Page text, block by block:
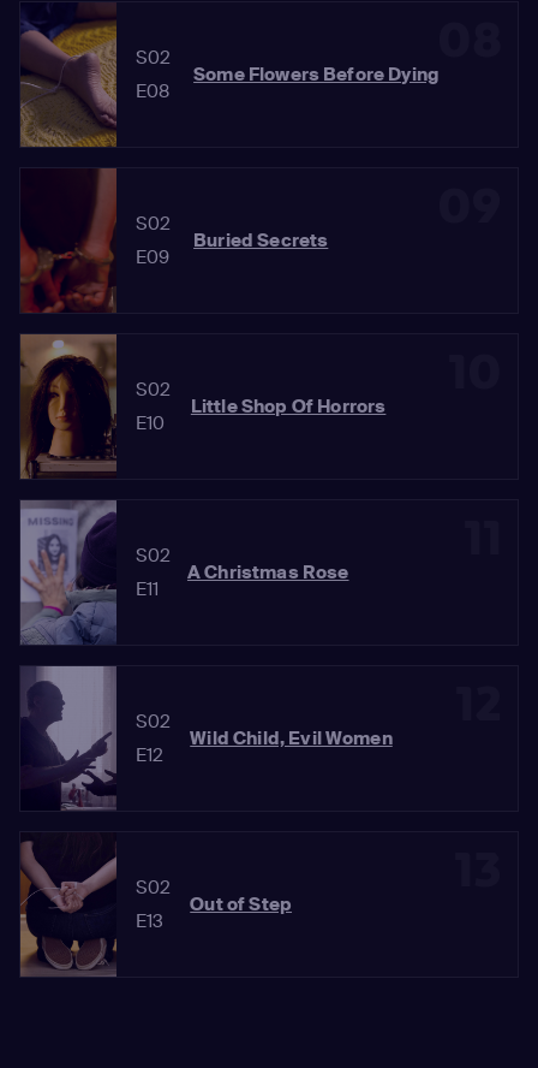
S02
E08
Some Flowers Before Dying
S02
E09
Buried Secrets
S02
E10
Little Shop Of Horrors
S02
E11
A Christmas Rose
S02
E12
Wild Child, Evil Women
S02
E13
Out of Step